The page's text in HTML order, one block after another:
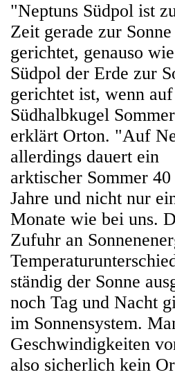
"Neptuns Südpol ist
Zeit gerade zur Sonne
gerichtet, genauso
Südpol der Erde zur
gerichtet ist, wenn
Südhalbkugel
erklärt Orton. "Auf
allerdings dauert ein
arktischer Sommer 40
Jahre und nicht nur
Monate wie bei uns.
Zufuhr an
ständig der Sonne
noch Tag und Nacht
im Sonnensystem.
Geschwindigkeiten
also sicherlich kein